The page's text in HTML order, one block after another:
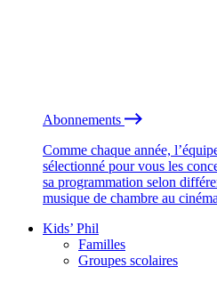
Abonnements
Comme chaque année,
sélectionné pour vous les
sa programmation selon
musique de chambre au
Kids’ Phil
Familles
Groupes scolaires